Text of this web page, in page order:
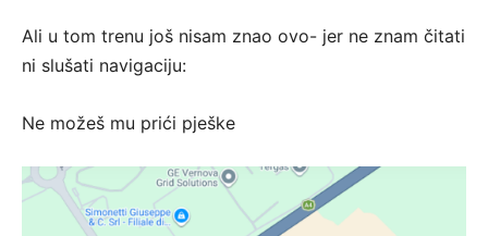
Ali u tom trenu još nisam znao ovo- jer ne znam čitati
ni slušati navigaciju:
Ne možeš mu prići pješke